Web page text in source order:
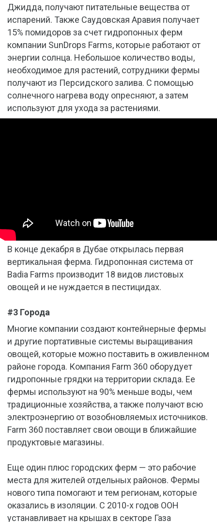
Джидда, получают питательные вещества от
испарений. Также Саудовская Аравия получает
15% помидоров за счет гидропонных ферм
компании SunDrops Farms, которые работают от
энергии солнца. Небольшое количество воды,
необходимое для растений, сотрудники фермы
получают из Персидского залива. С помощью
солнечного нагрева воду опресняют, а затем
используют для ухода за растениями.
В конце декабря в Дубае открылась первая
вертикальная ферма. Гидропонная система от
Badia Farms производит 18 видов листовых
овощей и не нуждается в пестицидах.
#3 Города
Многие компании создают контейнерные фермы
и другие портативные системы выращивания
овощей, которые можно поставить в оживленном
районе города. Компания Farm 360 оборудует
гидропонные грядки на территории склада. Ее
фермы используют на 90% меньше воды, чем
традиционные хозяйства, а также получают всю
электроэнергию от возобновляемых источников.
Farm 360 поставляет свои овощи в ближайшие
продуктовые магазины.
Еще один плюс городских ферм — это рабочие
места для жителей отдельных районов. Фермы
нового типа помогают и тем регионам, которые
оказались в изоляции. С 2010-х годов ООН
устанавливает на крышах в секторе Газа